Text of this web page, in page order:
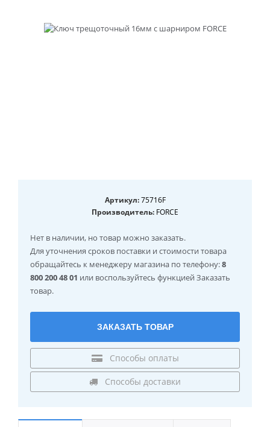
Артикул:75716F
Производитель: FORCE
Нет в наличии, но товар можно заказать.
Для уточнения сроков поставки и стоимости товара
обращайтесь к менеджеру магазина по телефону:8
800 200 48 01 или воспользуйтесь функцией Заказать
товар.
ЗАКАЗАТЬ ТОВАР
Способы оплаты
Способы доставки